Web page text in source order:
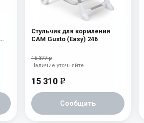
Стульчик для кормления
CAM Gusto (Easy) 246
15 377 р
15 310 e
Сообщить
Наличие уточняйте